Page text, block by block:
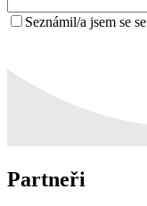
Seznámil/a jsem se se
Partneři